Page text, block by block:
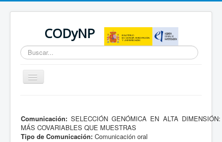
CODyNP
Buscar...
Cambiar
navegación
Comunicación: SELECCIÓN GENÓMICA EN ALTA
MÁS COVARIABLES QUE MUESTRAS
Tipo de Comunicación: Comunicación oral